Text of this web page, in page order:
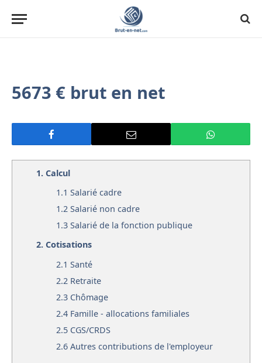
5673 € brut en net
1. Calcul
1.1 Salarié cadre
1.2 Salarié non cadre
1.3 Salarié de la fonction publique
2. Cotisations
2.1 Santé
2.2 Retraite
2.3 Chômage
2.4 Famille - allocations familiales
2.5 CGS/CRDS
2.6 Autres contributions de l'employeur